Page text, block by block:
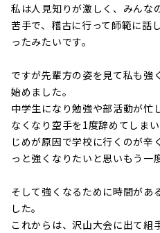
私は人見知りが激しく、みんな
苦手で、稽古に行って師範に話
ったみたいです。
ですが先輩方の姿を見て私も強
始めました。
中学生になり勉強や部活動が忙
なくなり空手を1度辞めてしま
じめが原因で学校に行くのが辛
っと強くなりたいと思いもう一
そして強くなるために時間があ
した。
これからは、沢山大会に出て組